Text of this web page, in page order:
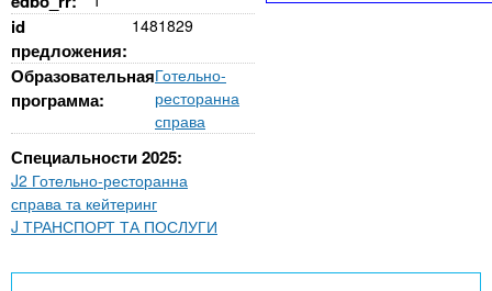
id
предложения:
1481829
Образовательная
программа:
Готельно-
ресторанна
справа
Специальности 2025:
J2 Готельно-ресторанна
справа та кейтеринг
J ТРАНСПОРТ ТА ПОСЛУГИ